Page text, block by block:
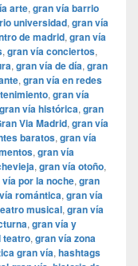
arte, gran vía barrio
universidad, gran vía
de madrid, gran vía
, gran vía conciertos,
, gran vía de día, gran
, gran vía en redes
, gran vía
gran vía histórica, gran
Via Madrid, gran vía
baratos, gran vía
, gran vía
, gran vía otoño,
por la noche, gran
romántica, gran vía
musical, gran vía
, gran vía y
teatro, gran vía zona
gran vía, hashtags